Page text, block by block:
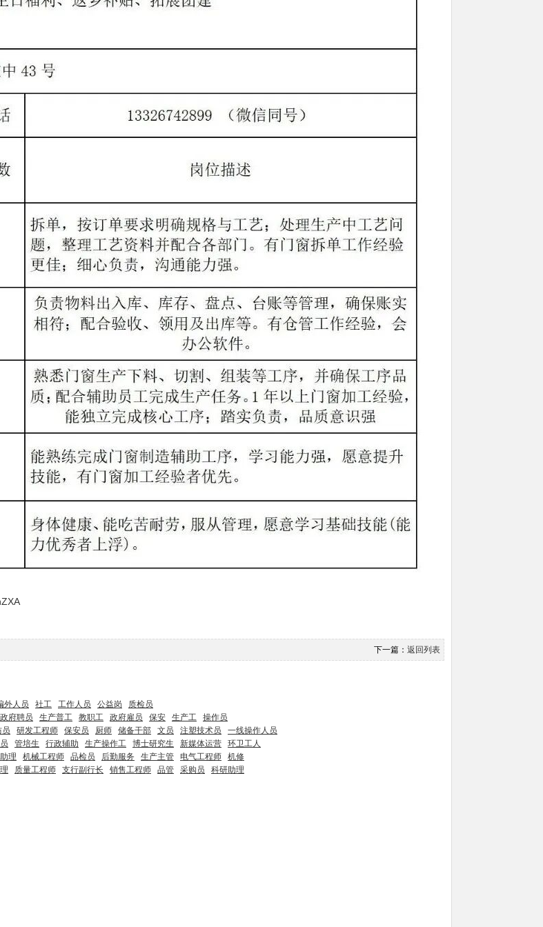
下一篇： 返回列表
外人员 社工 工作人员 公益岗
质检员
政府聘员 生产普工 教职工 政府雇员 保安 生产工
操作员
员 研发工程师 保安员 厨师 储备干部 文员 注塑技术员
一线操作人员
管培生 行政辅助 生产操作工 博士研究生 新媒体运营
环卫工人
理 机械工程师 品检员 后勤服务 生产主管 电气工程师
机修
质量工程师 支行副行长 销售工程师 品管 采购员
科研助理